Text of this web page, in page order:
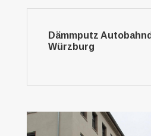
Dämmputz
Würzburg